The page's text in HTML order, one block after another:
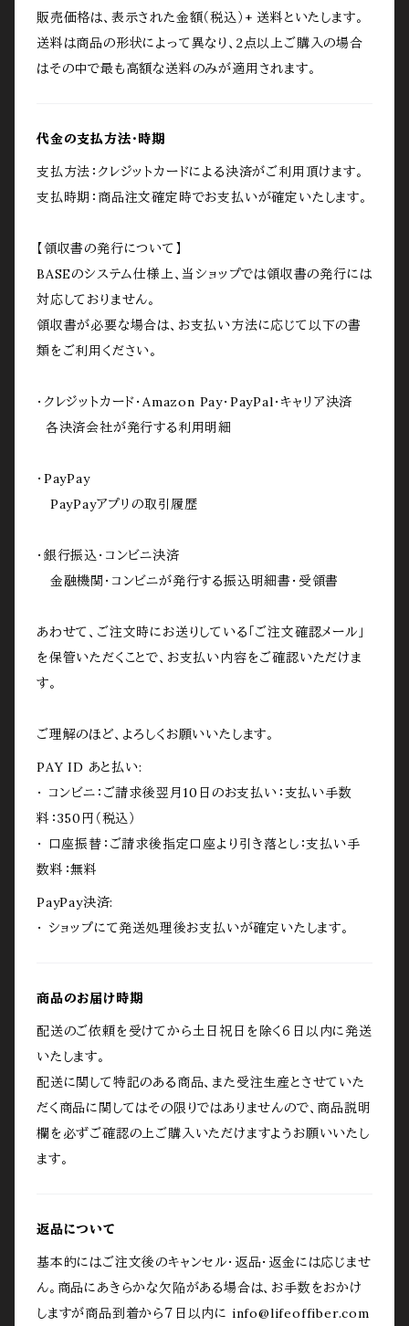
販売価格は、表示された金額（税込）+ 送料といたします。
送料は商品の形状によって異なり、2点以上ご購入の場合
はその中で最も高額な送料のみが適用されます。
代金の支払方法・時期
支払方法：クレジットカードによる決済がご利用頂けます。
支払時期：商品注文確定時でお支払いが確定いたします。
【領収書の発行について】
BASEのシステム仕様上、当ショップでは領収書の発行には
対応しておりません。
領収書が必要な場合は、お支払い方法に応じて以下の書
類をご利用ください。
・クレジットカード・Amazon Pay・PayPal・キャリア決済
各決済会社が発行する利用明細
・PayPay
PayPayアプリの取引履歴
・銀行振込・コンビニ決済
金融機関・コンビニが発行する振込明細書・受領書
あわせて、ご注文時にお送りしている「ご注文確認メール」
を保管いただくことで、お支払い内容をご確認いただけま
す。
ご理解のほど、よろしくお願いいたします。
PAY ID あと払い:
・ コンビニ：ご請求後翌月10日のお支払い：支払い手数
料：350円（税込）
・ 口座振替：ご請求後指定口座より引き落とし：支払い手
数料：無料
PayPay決済:
・ ショップにて発送処理後お支払いが確定いたします。
商品のお届け時期
配送のご依頼を受けてから土日祝日を除く６日以内に発送
いたします。
配送に関して特記のある商品、また受注生産とさせていた
だく商品に関してはその限りではありませんので、商品説明
欄を必ずご確認の上ご購入いただけますようお願いいたし
ます。
返品について
基本的にはご注文後のキャンセル・返品・返金には応じませ
ん。商品にあきらかな欠陥がある場合は、お手数をおかけ
しますが商品到着から７日以内に info@lifeoffiber.com